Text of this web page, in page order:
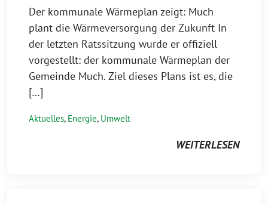
Der kommunale Wärmeplan zeigt: Much
plant die Wärmeversorgung der Zukunft In
der letzten Ratssitzung wurde er offiziell
vorgestellt: der kommunale Wärmeplan der
Gemeinde Much. Ziel dieses Plans ist es, die
[…]
Aktuelles, Energie, Umwelt
WEITERLESEN